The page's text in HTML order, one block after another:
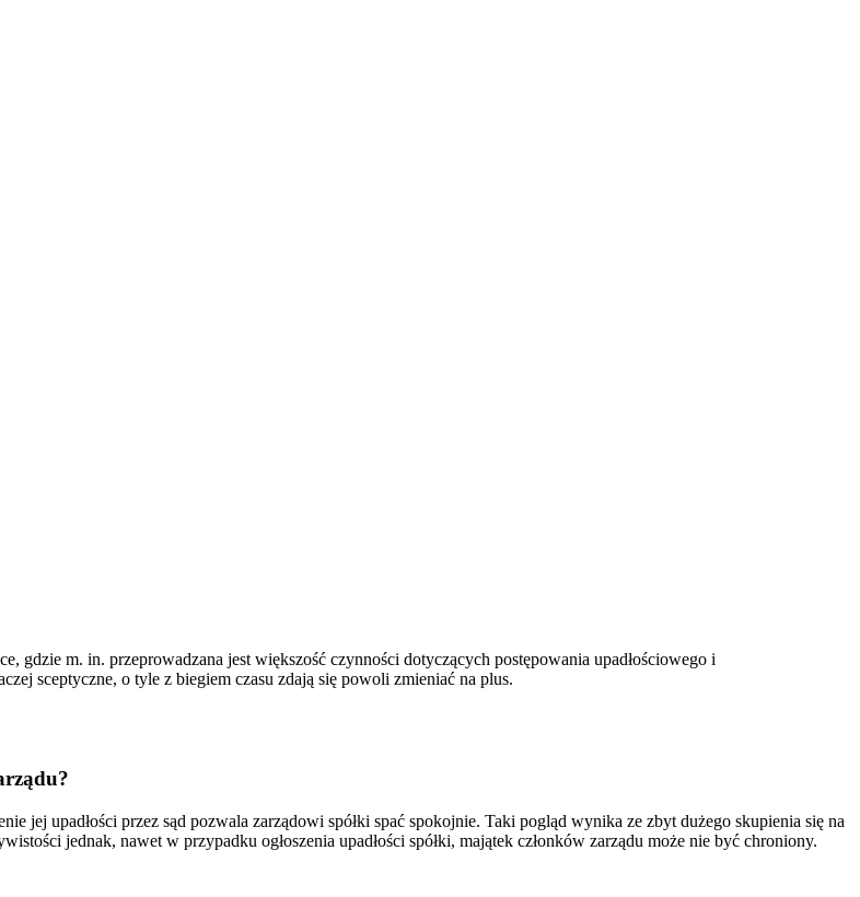
m. in. przeprowadzana jest większość czynności dotyczących postępowania upadłościowego i
sceptyczne, o tyle z biegiem czasu zdają się powoli zmieniać na plus.
jej upadłości przez sąd pozwala zarządowi spółki spać spokojnie. Taki pogląd wynika ze zbyt dużego skupienia się na
jednak, nawet w przypadku ogłoszenia upadłości spółki, majątek członków zarządu może nie być chroniony.